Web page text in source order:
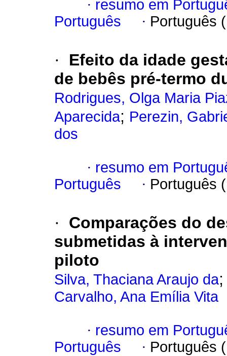
· resumo em
Português
· Português
·
Efeito da idade
de bebês pré-termo
Rodrigues, Olga Maria
Aparecida; Perezin,
dos
· resumo em
Português
· Português
·
Comparações do
submetidas à
piloto
Silva, Thaciana Araujo da
Carvalho, Ana Emília Vita
· resumo em
Português
· Português